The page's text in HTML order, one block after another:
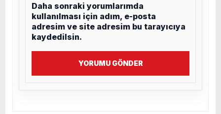
Daha sonraki yorumlarımda
kullanılması için adım, e-posta
adresim ve site adresim bu tarayıcıya
kaydedilsin.
YORUMU GÖNDER